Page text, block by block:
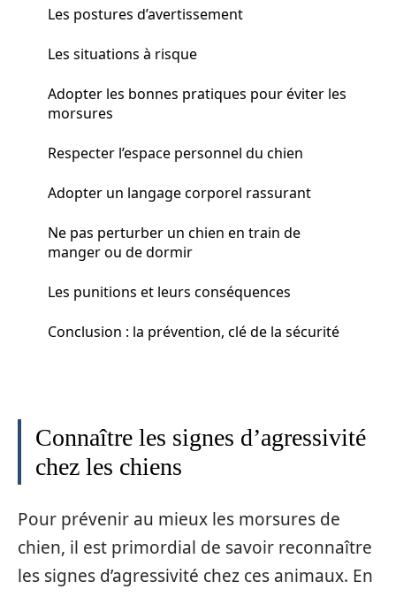
Les postures d’avertissement
Les situations à risque
Adopter les bonnes pratiques pour éviter les
morsures
Respecter l’espace personnel du chien
Adopter un langage corporel rassurant
Ne pas perturber un chien en train de
manger ou de dormir
Les punitions et leurs conséquences
Conclusion : la prévention, clé de la sécurité
Connaître les signes d’agressivité
chez les chiens
Pour prévenir au mieux les morsures de
chien, il est primordial de savoir reconnaître
les signes d’agressivité chez ces animaux. En